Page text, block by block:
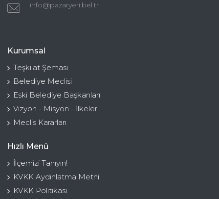
info@pazaryeri.bel.tr
Kurumsal
Teşkilat Şeması
Belediye Meclisi
Eski Belediye Başkanları
Vizyon - Misyon - İlkeler
Meclis Kararları
Hızlı Menü
İlçemizi Tanıyın!
KVKK Aydınlatma Metni
KVKK Politikası